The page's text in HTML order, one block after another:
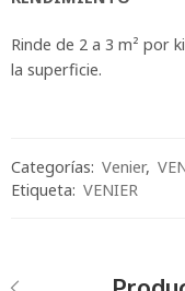
Rinde de 2 a 3 m² por
la superficie.
Categorías: Venier,
Etiqueta: VENIER